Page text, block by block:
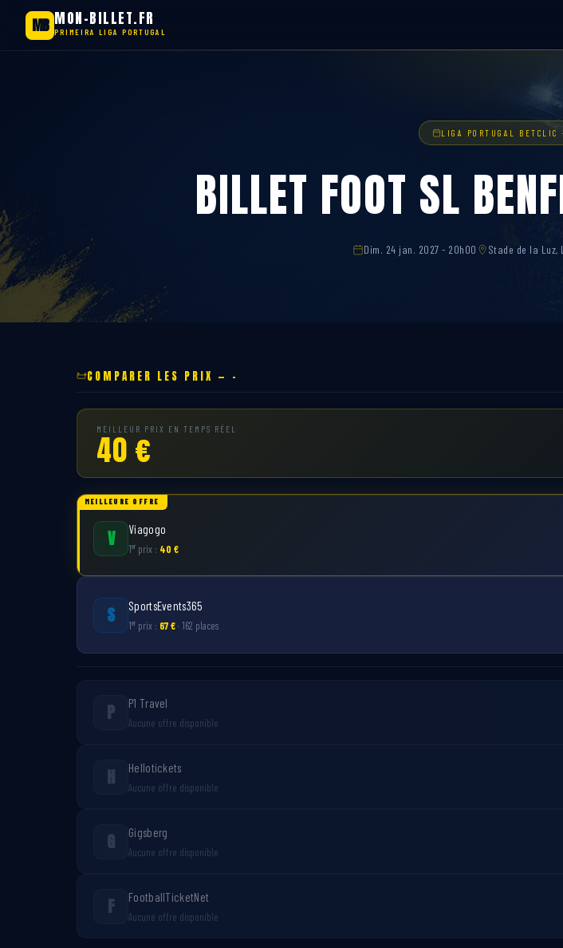
MB MON-BILLET.FR
PRIMEIRA LIGA PORTUGAL
LIGA PORTUGAL BETCLIC
BILLET FOOT SL
Dim. 24 jan. 2027 - 20h00 Stade de la Luz,
COMPARER LES PRIX — -
MEILLEUR PRIX EN TEMPS RÉEL
40 €
MEILLEURE OFFRE
V Viagogo
1er prix : 40 €
S SportsEvents365
1er prix : 67 €· 162 places
P P1 Travel
Aucune offre disponible
H Hellotickets
Aucune offre disponible
G Gigsberg
Aucune offre disponible
F FootballTicketNet
Aucune offre disponible